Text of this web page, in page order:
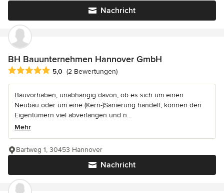
Nachricht
BH Bauunternehmen Hannover GmbH
Durchschnittliche Bewertung: 5 von 5 Sternen
5,0 (2 Bewertungen)
Bauvorhaben, unabhängig davon, ob es sich um einen
Neubau oder um eine (Kern-)Sanierung handelt, können den
Eigentümern viel abverlangen und n...
Mehr
Nachricht
Bartweg 1, 30453 Hannover